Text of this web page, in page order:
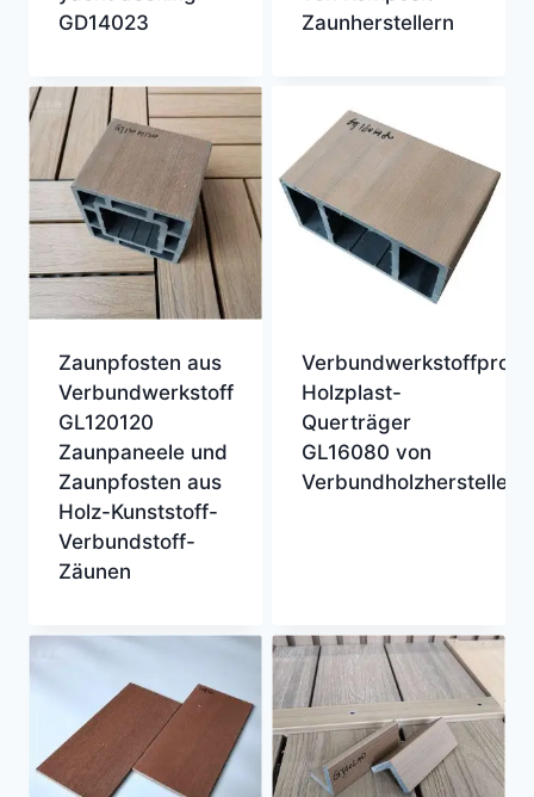
GD14023
Zaunherstellern
Zaunpfosten aus
Verbundwerkstoff
GL120120
Zaunpaneele und
Zaunpfosten aus
Holz-Kunststoff-
Verbundstoff-
Zäunen
Holzplast-
Querträger
GL16080 von
Verbundholzherstellern